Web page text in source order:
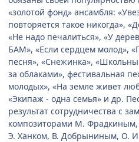
«золотой фонд» ансамбля:
повторяется такое никогда»,
«Не надо печалиться», «У
БАМ», «Если сердцем молод»,
песня», «Снежинка»,
за облаками», фестивальная
молодых», «На земле живет
«Экипаж - одна семья» и др.
результат сотрудничества с
композиторами М.
Э. Ханком, В. Добрыниным, О.